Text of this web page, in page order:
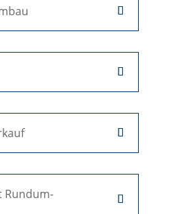
Rundum-